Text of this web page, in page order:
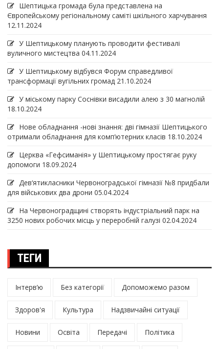
Шептицька громада була представлена на
Європейському регіональному саміті шкільного харчування
12.11.2024
У Шептицькому планують проводити фестивалі
вуличного мистецтва 04.11.2024
У Шептицькому відбувся Форум справедливої
трансформації вугільних громад 21.10.2024
У міському парку Соснівки висадили алею з 30 магнолій
18.10.2024
Нове обладнання -нові знання: дві гімназії Шептицького
отримали обладнання для комп’ютерних класів 18.10.2024
Церква «Гефсиманія» у Шептицькому простягає руку
допомоги 18.09.2024
Дев‘ятикласники Червоноградської гімназії №8 придбали
для військових два дрони 05.04.2024
На Червоноградщині створять індустріальний парк на
3250 нових робочих місць у переробній галузі 02.04.2024
ТЕГИ
Інтерв’ю Без категорії Допоможемо разом
Здоров'я Культура Надзвичайні ситуації
Новини Освіта Передачі Політика